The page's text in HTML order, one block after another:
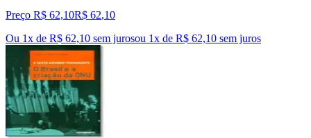
Preço R$ 62,10R$ 62,10
Ou 1x de R$ 62,10 sem jurosou 1x de R$ 62,10 sem juros